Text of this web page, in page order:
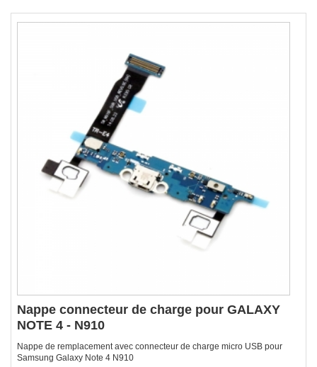
Nappe connecteur de charge pour GALAXY
NOTE 4 - N910
Nappe de remplacement avec connecteur de charge micro USB pour
Samsung Galaxy Note 4 N910